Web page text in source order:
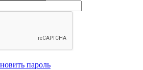
пароль